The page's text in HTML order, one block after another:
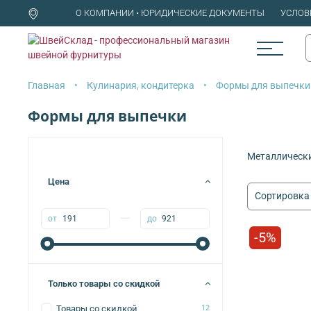
О КОМПАНИИ • ЮРИДИЧЕСКИЕ ДОКУМЕНТЫ
Главная Кулинария, кондитерка Формы для выпечки
Формы для выпечки
-5%
Цена
от до
Только товары со скидкой
Товары со скидкой 12